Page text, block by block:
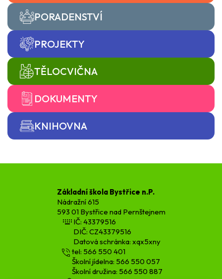
PORADENSTVÍ
PROJEKTY
TĚLOCVIČNA
DOKUMENTY
KNIHOVNA
Základní škola Bystřice n.P.
Nádražní 615
593 01 Bystřice nad Pernštejnem
IČ: 43379516
DIČ: CZ43379516
Datová schránka: xqx5xny
tel: 566 550 401
Školní jídelna: 566 550 057
Školní družina: 566 550 887